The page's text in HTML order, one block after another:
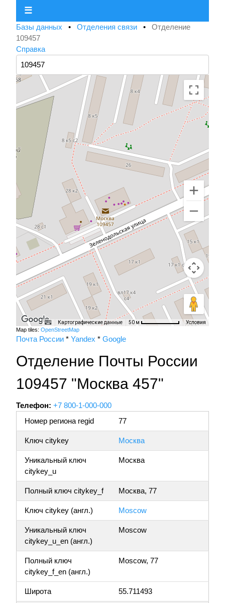
☰
Базы данных • Отделения связи • Отделение
109457
Справка
Картографические данные 50 м Условия
Map tiles: OpenStreetMap
Почта России * Yandex * Google
Отделение Почты России
109457 "Москва 457"
Телефон: +7 800-1-000-000
Номер региона regid
77
Ключ citykey Москва
Уникальный ключ
citykey_u
Москва
Полный ключ citykey_f Москва, 77
Ключ citykey (англ.) Moscow
Уникальный ключ
citykey_u_en (англ.)
Moscow
Полный ключ
citykey_f_en (англ.)
Moscow, 77
Широта 55.711493